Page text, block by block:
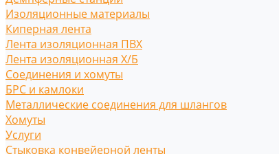
Изоляционные материалы
Киперная лента
Лента изоляционная ПВХ
Лента изоляционная Х/Б
Соединения и хомуты
БРС и камлоки
Металлические соединения для шлангов
Хомуты
Услуги
Стыковка конвейерной ленты